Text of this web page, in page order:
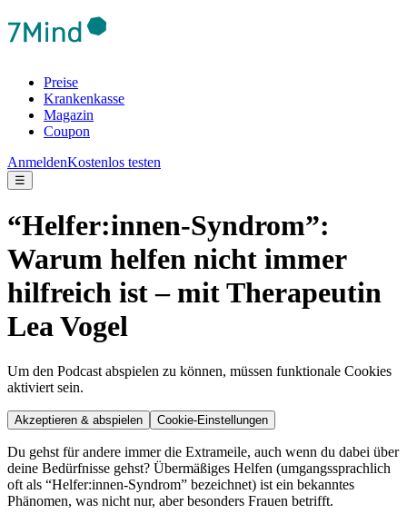
Preise
Krankenkasse
Magazin
Coupon
AnmeldenKostenlos testen
☰
“Helfer:innen-Syndrom”:
Warum helfen nicht immer
hilfreich ist – mit Therapeutin
Lea Vogel
Um den Podcast abspielen zu können, müssen funktionale Cookies
aktiviert sein.
Akzeptieren & abspielen Cookie-Einstellungen
Du gehst für andere immer die Extrameile, auch wenn du dabei über
deine Bedürfnisse gehst? Übermäßiges Helfen (umgangssprachlich
oft als “Helfer:innen-Syndrom” bezeichnet) ist ein bekanntes
Phänomen, was nicht nur, aber besonders Frauen betrifft.